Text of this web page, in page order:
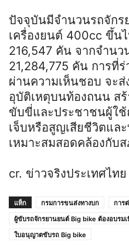
ปัจจุบันมีจำนวนรถจัก
เครื่องยนต์ 400cc ขึ้น
216,547 คัน จากจำน
21,284,775 คัน การที่
ผ่านความเห็นชอบ จะ
อุบัติเหตุบนท้องถนน ส
ขับขี่และประชาชนผู้ใช้
เจ็บหรือสูญเสียชีวิตแล
เหมาะสมสอดคล้องกับ
cr. ข่าวจริงประเทศไทย
แท็ก กรมการขนส่งทางบก
การ
ผู้ขับรถจักรยานยนต์ Big bike ต้องอบรมเ
ใบอนุญาตขับรถ Big bike